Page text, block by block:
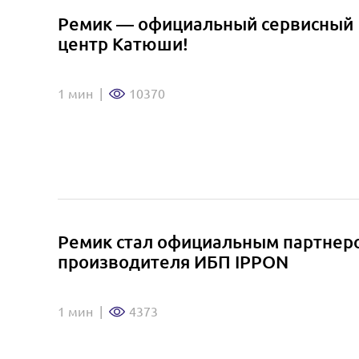
Ремик — официальный сервисный
центр Катюши!
1 мин 10370
Ремик стал официальным
производителя ИБП IPPON
1 мин 4373